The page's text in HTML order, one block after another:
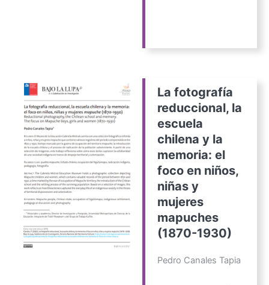
La fotografía
reduccional, la
escuela
chilena y la
memoria: el
foco en niños,
niñas y
mujeres
mapuches
(1870-1930)
Pedro Canales Tapia